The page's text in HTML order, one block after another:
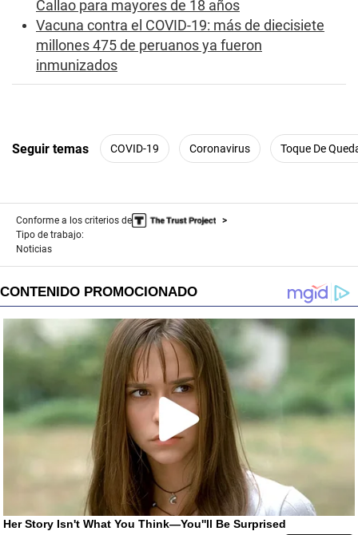
Callao para mayores de 18 años
Vacuna contra el COVID-19: más de diecisiete
millones 475 de peruanos ya fueron
inmunizados
Seguir temas COVID-19 Coronavirus Toque De
Conforme a los criterios de
Tipo de trabajo:
Noticias